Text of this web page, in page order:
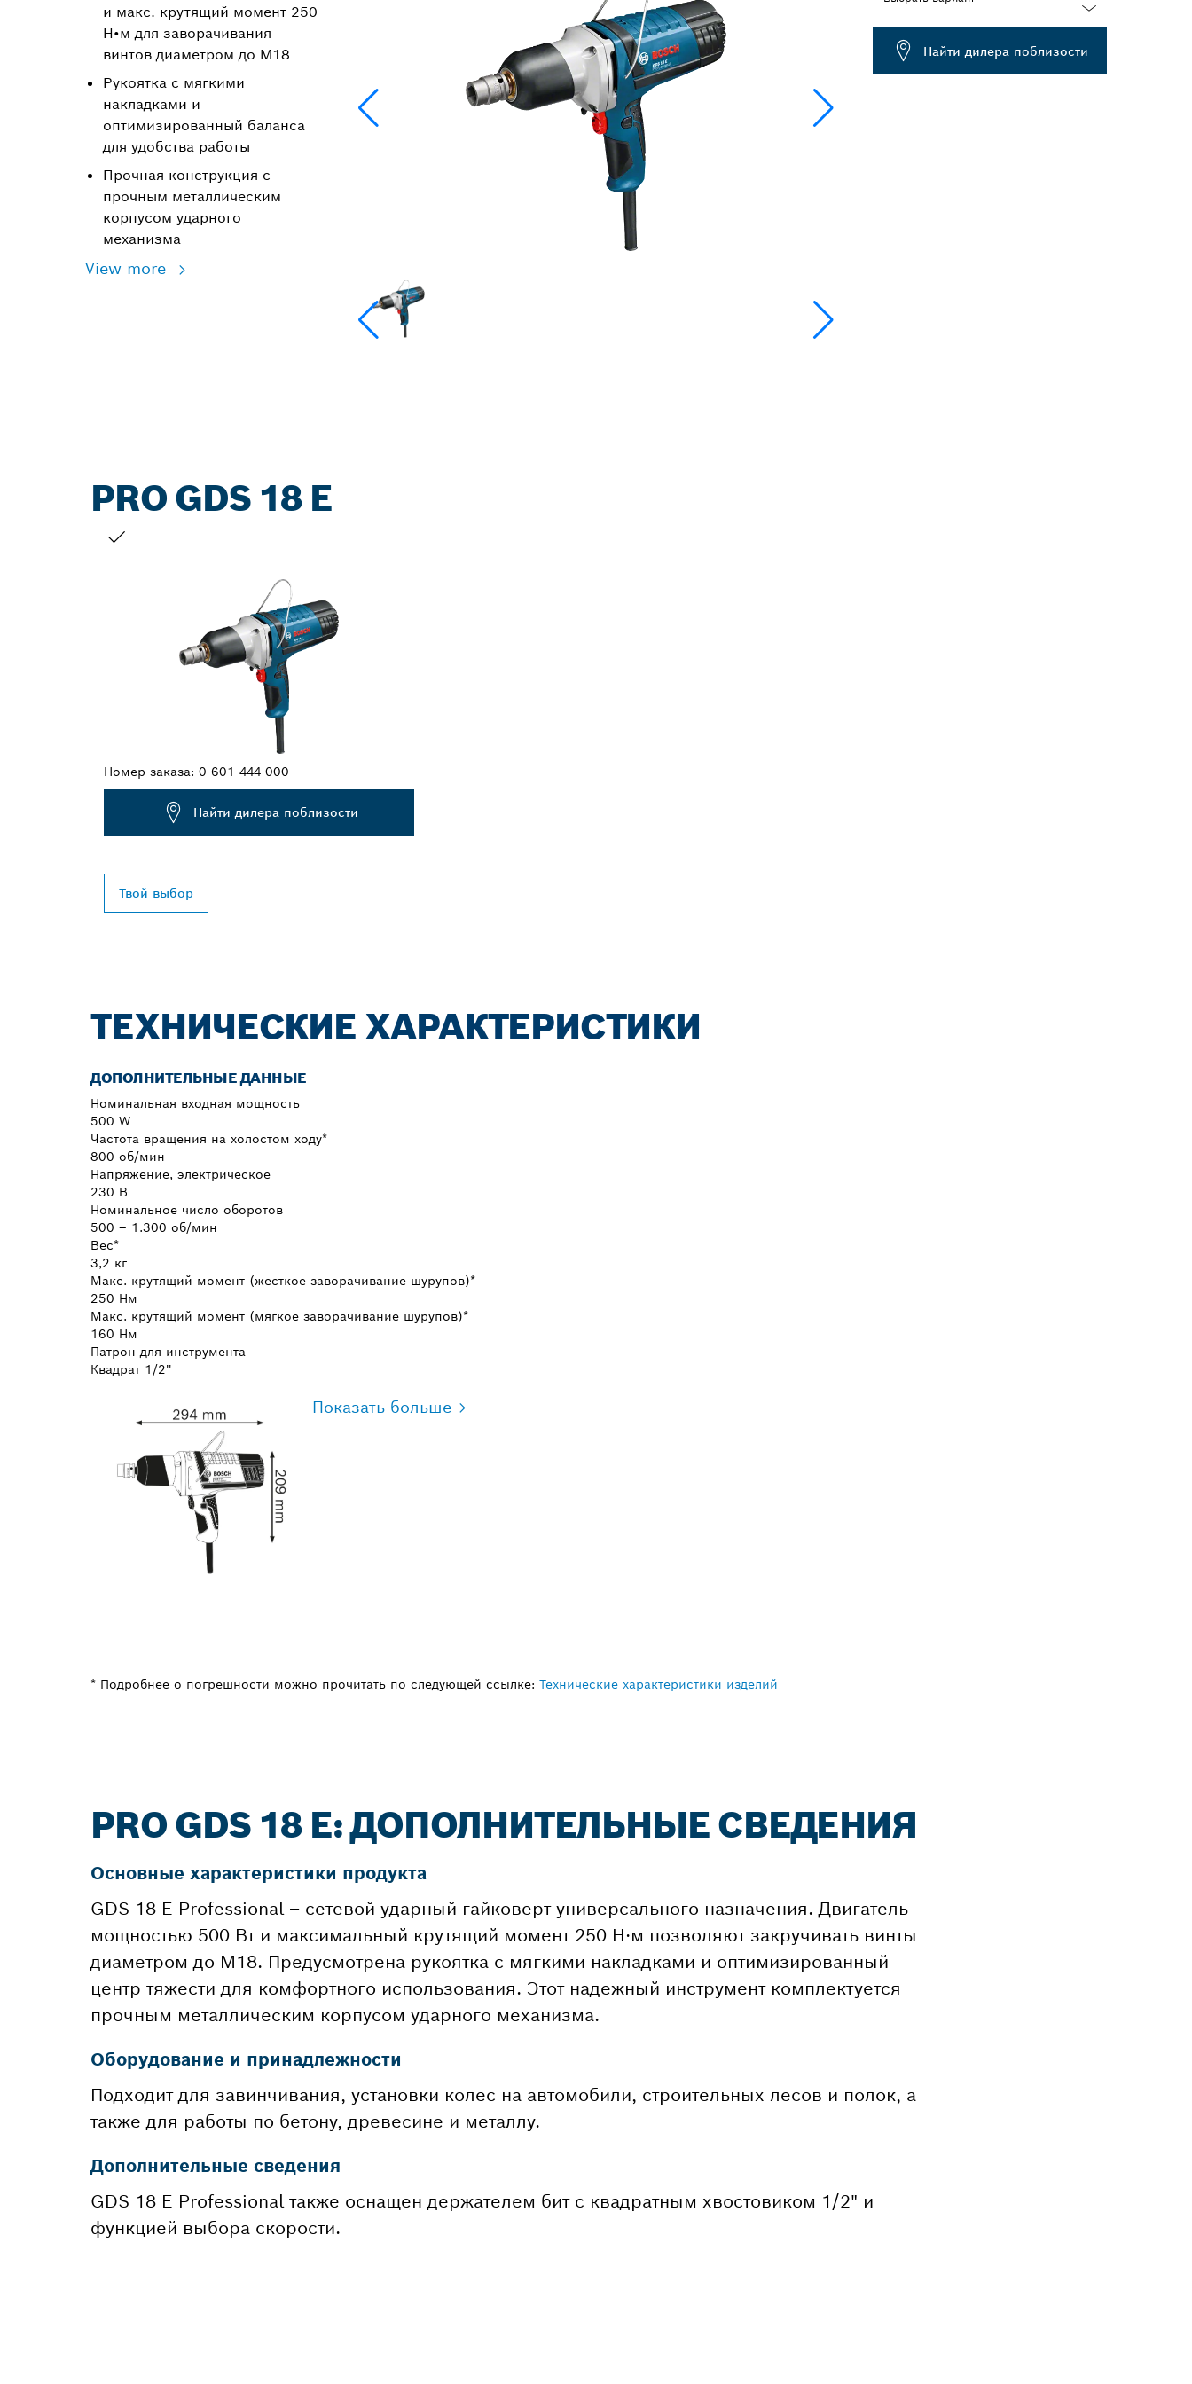
и макс. крутящий момент 250
Н•м для заворачивания
винтов диаметром до M18
Рукоятка с мягкими
накладками и
оптимизированный баланса
для удобства работы
Прочная конструкция с
прочным металлическим
корпусом ударного
механизма
View more
Dropdown
closed
Найти дилера поблизости
PRO GDS 18 E
Номер заказа: 0 601 444 000
Найти дилера поблизости
Твой выбор
ТЕХНИЧЕСКИЕ ХАРАКТЕРИСТИКИ
ДОПОЛНИТЕЛЬНЫЕ ДАННЫЕ
Номинальная входная мощность
500 W
Частота вращения на холостом ходу*
800 об/мин
Напряжение, электрическое
230 В
Номинальное число оборотов
500 – 1.300 об/мин
Вес*
3,2 кг
Макс. крутящий момент (жесткое заворачивание шурупов)*
250 Нм
Макс. крутящий момент (мягкое заворачивание шурупов)*
160 Нм
Патрон для инструмента
Квадрат 1/2''
Показать больше
* Подробнее о погрешности можно прочитать по следующей ссылке: Технические характеристики изделий
PRO GDS 18 E: ДОПОЛНИТЕЛЬНЫЕ СВЕДЕНИЯ
Основные характеристики продукта
GDS 18 E Professional – сетевой ударный гайковерт универсального назначения. Двигатель
мощностью 500 Вт и максимальный крутящий момент 250 Н·м позволяют закручивать винты
диаметром до M18. Предусмотрена рукоятка с мягкими накладками и оптимизированный
центр тяжести для комфортного использования. Этот надежный инструмент комплектуется
прочным металлическим корпусом ударного механизма.
Оборудование и принадлежности
Подходит для завинчивания, установки колес на автомобили, строительных лесов и полок, а
также для работы по бетону, древесине и металлу.
Дополнительные сведения
GDS 18 E Professional также оснащен держателем бит с квадратным хвостовиком 1/2" и
функцией выбора скорости.